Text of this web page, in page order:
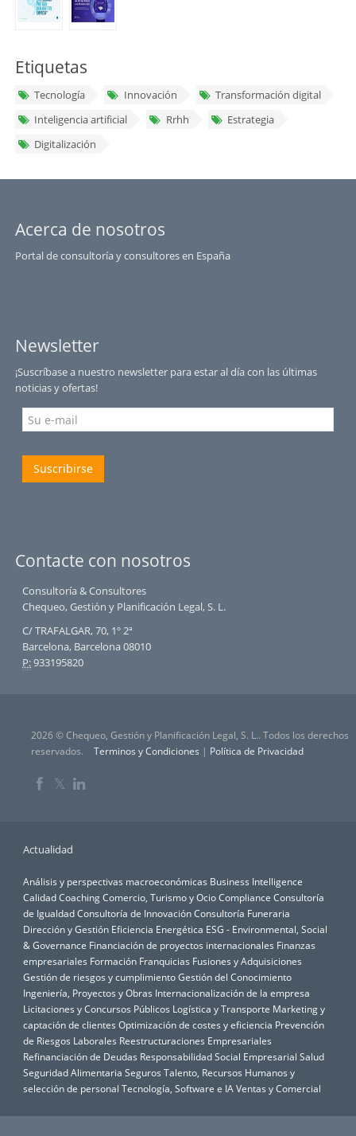
Etiquetas
Tecnología Innovación
Transformación digital
Inteligencia artificial
Rrhh
Estrategia
Digitalización
Acerca de nosotros
Portal de consultoría y consultores en España
Newsletter
¡Suscríbase a nuestro newsletter para estar al día con las últimas
noticias y ofertas!
Suscribirse
Contacte con nosotros
Consultoría & Consultores
Chequeo, Gestión y Planificación Legal, S. L.
C/ TRAFALGAR, 70, 1º 2ª
Barcelona, Barcelona 08010
P:933195820
2026 © Chequeo, Gestión y Planificación Legal, S. L.. Todos los derechos
reservados.
Terminos y Condiciones | Política de Privacidad
𝕏
Actualidad
Análisis y perspectivas macroeconómicas Business Intelligence
CalidadCoachingComercio, Turismo y OcioCompliance Consultoría
de IgualdadConsultoría de InnovaciónConsultoría Funeraria
Dirección y Gestión Eficiencia Energética ESG - Environmental, Social
& Governance Financiación de proyectos internacionales Finanzas
empresariales Formación Franquicias Fusiones y Adquisiciones
Gestión de riesgos y cumplimientoGestión del Conocimiento
Ingeniería, Proyectos y Obras Internacionalización de la empresa
Licitaciones y Concursos Públicos Logística y Transporte Marketing y
captación de clientes Optimización de costes y eficiencia Prevención
de Riesgos Laborales Reestructuraciones Empresariales
Refinanciación de Deudas Responsabilidad Social Empresarial Salud
Seguridad Alimentaria Seguros Talento, Recursos Humanos y
selección de personal Tecnología, Software e IA Ventas y Comercial